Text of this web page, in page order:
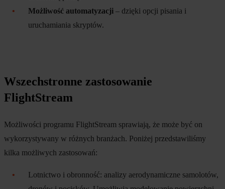
Możliwość automatyzacji – dzięki opcji pisania i
uruchamiania skryptów.
Wszechstronne zastosowanie
FlightStream
Możliwości programu FlightStream sprawiają, że może być on
wykorzystywany w różnych branżach. Poniżej przedstawiliśmy
kilka możliwych zastosowań:
Lotnictwo i obronność: analizy aerodynamiczne samolotów,